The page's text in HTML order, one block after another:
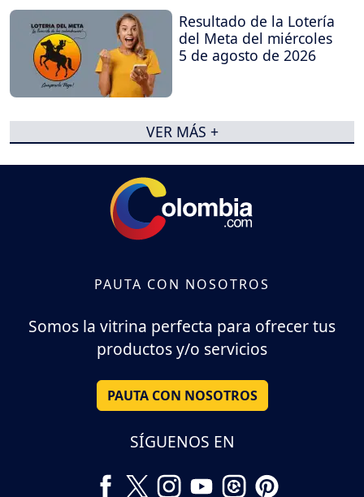
Resultado de la Lotería
del Meta del miércoles
5 de agosto de 2026
VER MÁS +
PAUTA CON NOSOTROS
Somos la vitrina perfecta para ofrecer tus
productos y/o servicios
PAUTA CON NOSOTROS
SÍGUENOS EN